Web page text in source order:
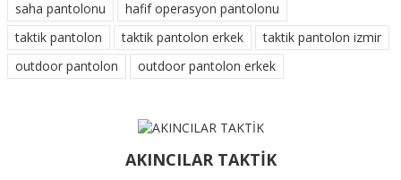
Bu ürüne benzer farklı alternatifler olmalı.
Gönder
saha pantolonu
hafif operasyon pantolonu
taktik pantolon
taktik pantolon erkek
taktik pantolon izmir
outdoor pantolon
outdoor pantolon erkek
AKINCILAR TAKTİK